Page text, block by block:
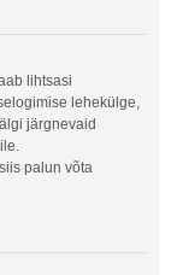
lihtsasi
lehekülge,
järgnevaid
palun võta